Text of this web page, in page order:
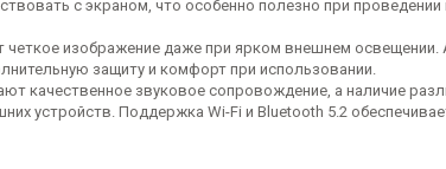
с экраном, что особенно полезно при проведении
четкое изображение даже при ярком внешнем
защиту и комфорт при использовании.​
качественное звуковое сопровождение, а наличие
устройств. Поддержка Wi-Fi и Bluetooth 5.2